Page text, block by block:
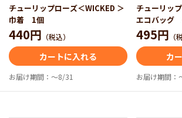
「チューリップローズ」のお菓子が
わせ
箱を開けるとまるでお花畑のように華や
がります。香ばしい「ピスタチオバターサ
れるのは、この詰合せだけ。大切な方の
りです。
チューリップローズ＜WICKED ＞
巾着 1個
440円 （税込）
カートに入れる
お届け期間：～8/31
チューリッ
エコバッグ
495円 （
カ
お届け期間：